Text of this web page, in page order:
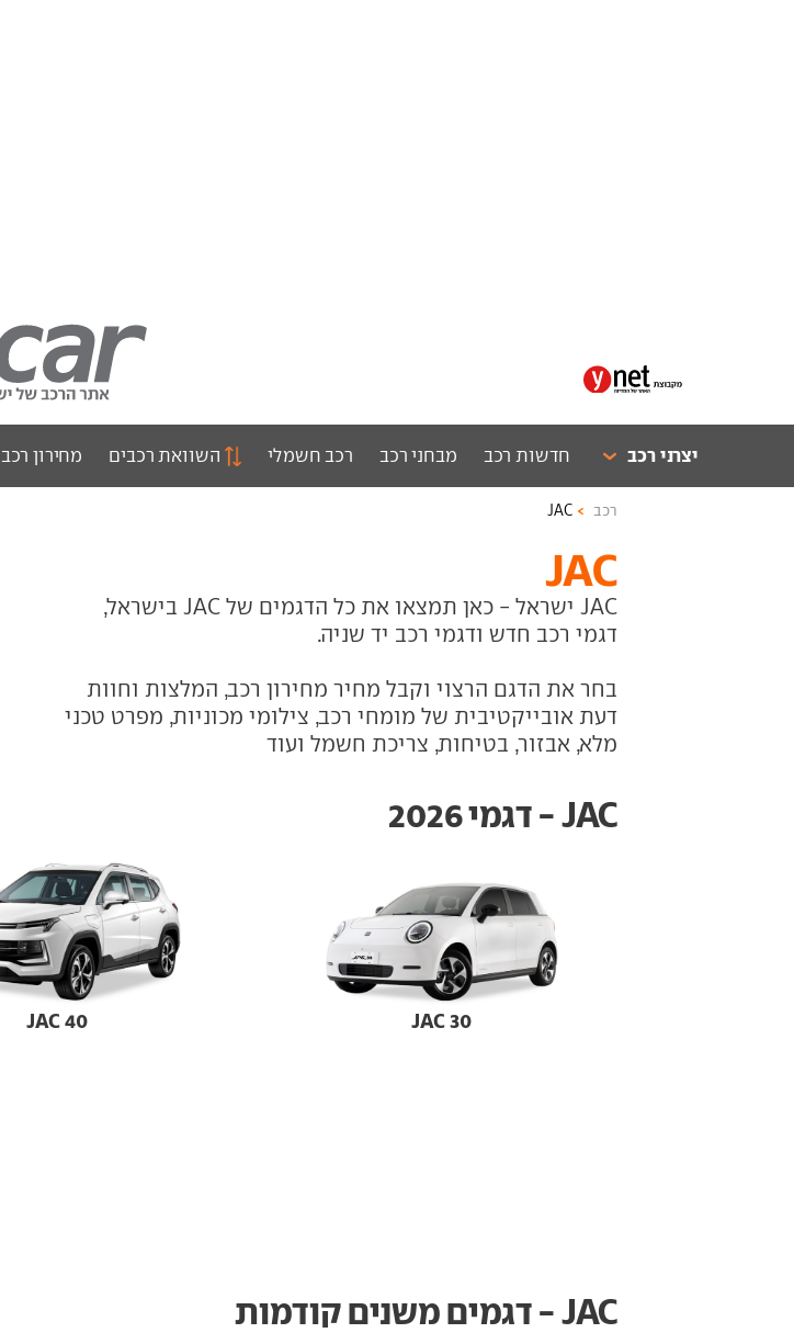
יצרני רכב חדשות רכב מבחני רכב רכב חשמלי השוואת רכבים מחירון רכב
רכב JAC
JAC
JAC ישראל - כאן תמצאו את כל הדגמים של JAC בישראל,
דגמי רכב חדש ודגמי רכב יד שניה.
בחר את הדגם הרצוי וקבל מחיר מחירון רכב, המלצות וחוות
דעת אובייקטיבית של מומחי רכב, צילומי מכוניות, מפרט טכני
מלא, אבזור, בטיחות, צריכת חשמל ועוד
JAC - דגמי 2026
JAC 30
JAC 40
JAC - דגמים משנים קודמות